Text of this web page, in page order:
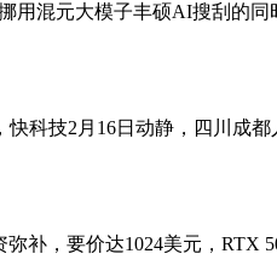
用混元大模子丰硕AI搜刮的同
技2月16日动静，四川成都
，要价达1024美元，RTX